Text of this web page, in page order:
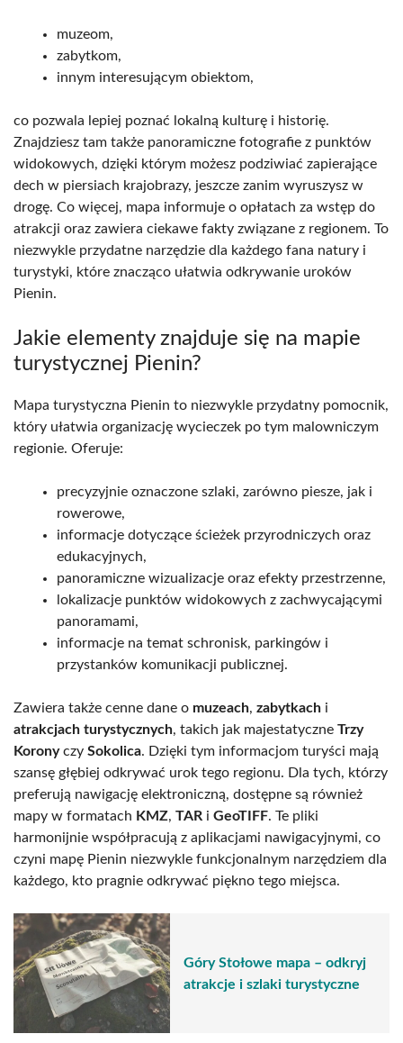
muzeom,
zabytkom,
innym interesującym obiektom,
co pozwala lepiej poznać lokalną kulturę i historię.
Znajdziesz tam także panoramiczne fotografie z punktów
widokowych, dzięki którym możesz podziwiać zapierające
dech w piersiach krajobrazy, jeszcze zanim wyruszysz w
drogę. Co więcej, mapa informuje o opłatach za wstęp do
atrakcji oraz zawiera ciekawe fakty związane z regionem. To
niezwykle przydatne narzędzie dla każdego fana natury i
turystyki, które znacząco ułatwia odkrywanie uroków
Pienin.
Jakie elementy znajduje się na mapie
turystycznej Pienin?
Mapa turystyczna Pienin to niezwykle przydatny pomocnik,
który ułatwia organizację wycieczek po tym malowniczym
regionie. Oferuje:
precyzyjnie oznaczone szlaki, zarówno piesze, jak i
rowerowe,
informacje dotyczące ścieżek przyrodniczych oraz
edukacyjnych,
panoramiczne wizualizacje oraz efekty przestrzenne,
lokalizacje punktów widokowych z zachwycającymi
panoramami,
informacje na temat schronisk, parkingów i
przystanków komunikacji publicznej.
Zawiera także cenne dane o muzeach, zabytkach i
atrakcjach turystycznych, takich jak majestatyczne Trzy
Koronyczy Sokolica. Dzięki tym informacjom turyści mają
szansę głębiej odkrywać urok tego regionu. Dla tych, którzy
preferują nawigację elektroniczną, dostępne są również
mapy w formatach KMZ, TAR i GeoTIFF. Te pliki
harmonijnie współpracują z aplikacjami nawigacyjnymi, co
czyni mapę Pienin niezwykle funkcjonalnym narzędziem dla
każdego, kto pragnie odkrywać piękno tego miejsca.
Góry Stołowe mapa – odkryj
atrakcje i szlaki turystyczne